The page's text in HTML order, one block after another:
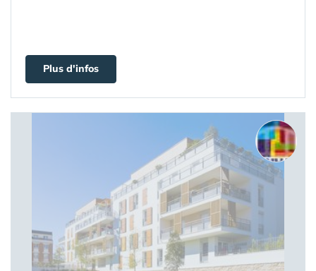
Plus d'infos